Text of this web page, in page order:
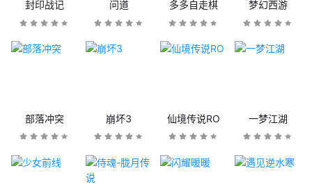
封印战记 问道 多多自走棋 梦幻西游
部落冲突 崩坏3 仙境传说RO 一梦江湖